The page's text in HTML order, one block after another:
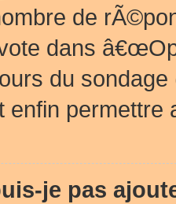
de
dans
du
enfin permettre
je pas